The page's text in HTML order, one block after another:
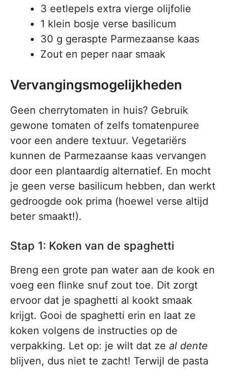
3 eetlepels extra vierge olijfolie
1 klein bosje verse basilicum
30 g geraspte Parmezaanse kaas
Zout en peper naar smaak
Vervangingsmogelijkheden
Geen cherrytomaten in huis? Gebruik
gewone tomaten of zelfs tomatenpuree
voor een andere textuur. Vegetariërs
kunnen de Parmezaanse kaas vervangen
door een plantaardig alternatief. En mocht
je geen verse basilicum hebben, dan werkt
gedroogde ook prima (hoewel verse altijd
beter smaakt!).
Stap 1: Koken van de spaghetti
Breng een grote pan water aan de kook en
voeg een flinke snuf zout toe. Dit zorgt
ervoor dat je spaghetti al kookt smaak
krijgt. Gooi de spaghetti erin en laat ze
koken volgens de instructies op de
verpakking. Let op: je wilt dat ze al dente
blijven, dus niet te zacht! Terwijl de pasta